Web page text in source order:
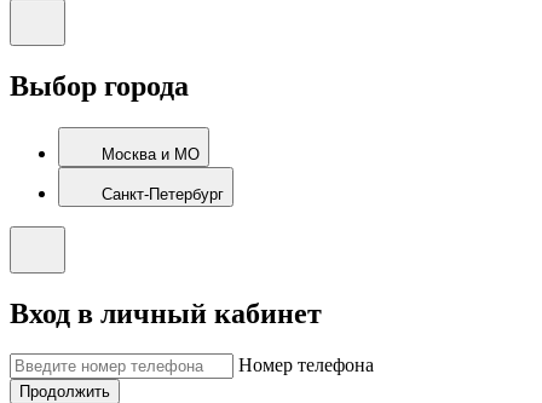
Выбор города
Москва и МО
Санкт-Петербург
Вход в личный кабинет
Номер телефона
Продолжить